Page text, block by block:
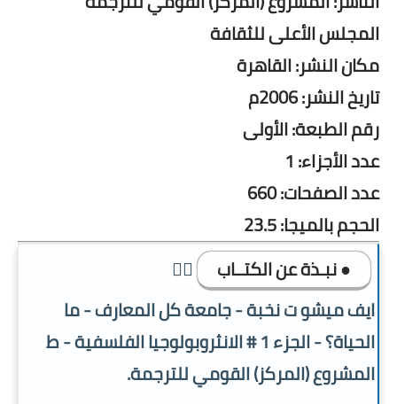
المجلس الأعلى للثقافة
مكان النشر: القاهرة
تاريخ النشر: 2006م
رقم الطبعة: الأولى
عدد الأجزاء: 1
عدد الصفحات: 660
الحجم بالميجا: 23.5
● نبـذة عن الكتــاب
👇🏿
ايف ميشو ت نخبة - جامعة كل المعارف - ما
الحياة؟ - الجزء 1 # الانثروبولوجيا الفلسفية - ط
المشروع (المركز) القومي للترجمة.